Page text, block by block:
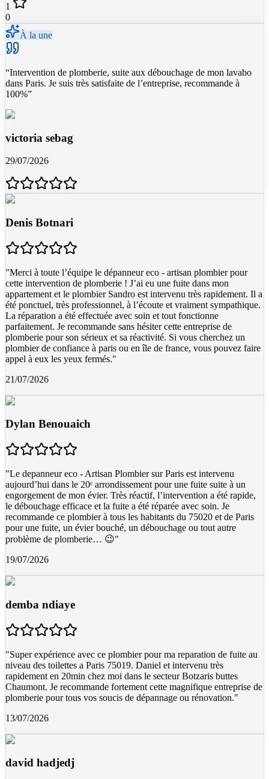
1
0
À la une
“Intervention de plomberie, suite aux débouchage de mon lavabo
dans Paris. Je suis très satisfaite de l’entreprise, recommande à
100%”
victoria sebag
29/07/2026
Denis Botnari
"Merci à toute l’équipe le dépanneur eco - artisan plombier pour
cette intervention de plomberie ! J’ai eu une fuite dans mon
appartement et le plombier Sandro est intervenu très rapidement. Il a
été ponctuel, très professionnel, à l’écoute et vraiment sympathique.
La réparation a été effectuée avec soin et tout fonctionne
parfaitement. Je recommande sans hésiter cette entreprise de
plomberie pour son sérieux et sa réactivité. Si vous cherchez un
plombier de confiance à paris ou en île de france, vous pouvez faire
appel à eux les yeux fermés."
21/07/2026
Dylan Benouaich
"Le depanneur eco - Artisan Plombier sur Paris est intervenu
aujourd’hui dans le 20ᵉ arrondissement pour une fuite suite à un
engorgement de mon évier. Très réactif, l’intervention a été rapide,
le débouchage efficace et la fuite a été réparée avec soin. Je
recommande ce plombier à tous les habitants du 75020 et de Paris
pour une fuite, un évier bouché, un débouchage ou tout autre
problème de plomberie… 😉"
19/07/2026
demba ndiaye
"Super expérience avec ce plombier pour ma reparation de fuite au
niveau des toilettes a Paris 75019. Daniel et intervenu très
rapidement en 20min chez moi dans le secteur Botzaris buttes
Chaumont. Je recommande fortement cette magnifique entreprise de
plomberie pour tous vos soucis de dépannage ou rénovation."
13/07/2026
david hadjedj